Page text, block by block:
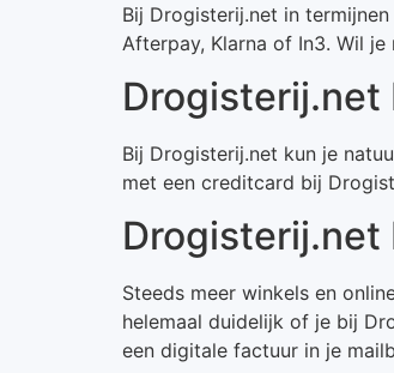
Bij Drogisterij.net in
Afterpay, Klarna of In3. Wil
Bij Drogisterij.net kun je
met een creditcard bij
Drogisterij.net
Steeds meer winkels en
helemaal duidelijk of je bij
een digitale factuur in je